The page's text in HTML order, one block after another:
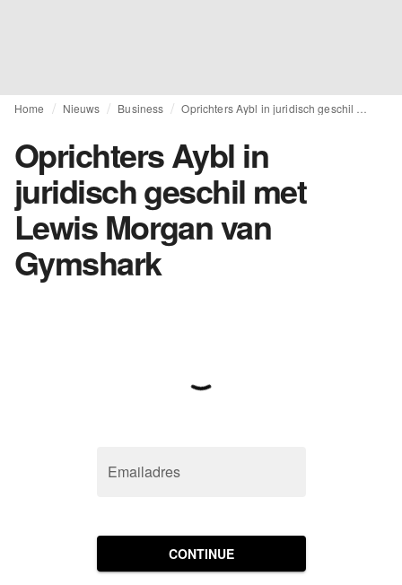
Home Nieuws Business
Oprichters Aybl in
juridisch geschil met
Lewis Morgan van
Gymshark
Emailadres
CONTINUE